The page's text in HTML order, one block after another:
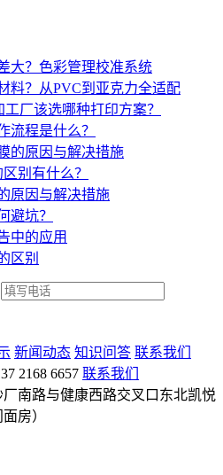
大？色彩管理校准系统
料？从PVC到亚克力全适配
厂该选哪种打印方案？
流程是什么？
的原因与解决措施
别有什么？
原因与解决措施
避坑？
中的应用
区别
新闻动态 知识问答 联系我们
2168 6657 联系我们
南路与健康西路交叉口东北凯悦
房）